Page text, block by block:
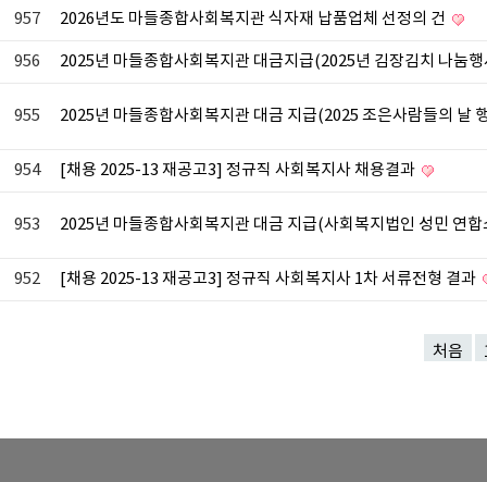
957 2026년도 마들종합사회복지관 식자재 납품업체 선정의 건
956 2025년 마들종합사회복지관 대금지급(2025년 김장김치 나눔
955 2025년 마들종합사회복지관 대금 지급(2025 조은사람들의 날
954 [채용 2025-13 재공고3] 정규직 사회복지사 채용결과
953 2025년 마들종합사회복지관 대금 지급(사회복지법인 성민 연
952 [채용 2025-13 재공고3] 정규직 사회복지사 1차 서류전형 결과
처음